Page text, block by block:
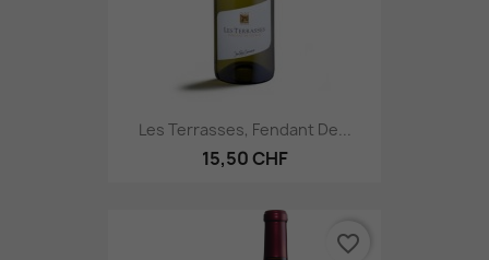
Les Terrasses, Fendant De...
15,50 CHF
favorite_border